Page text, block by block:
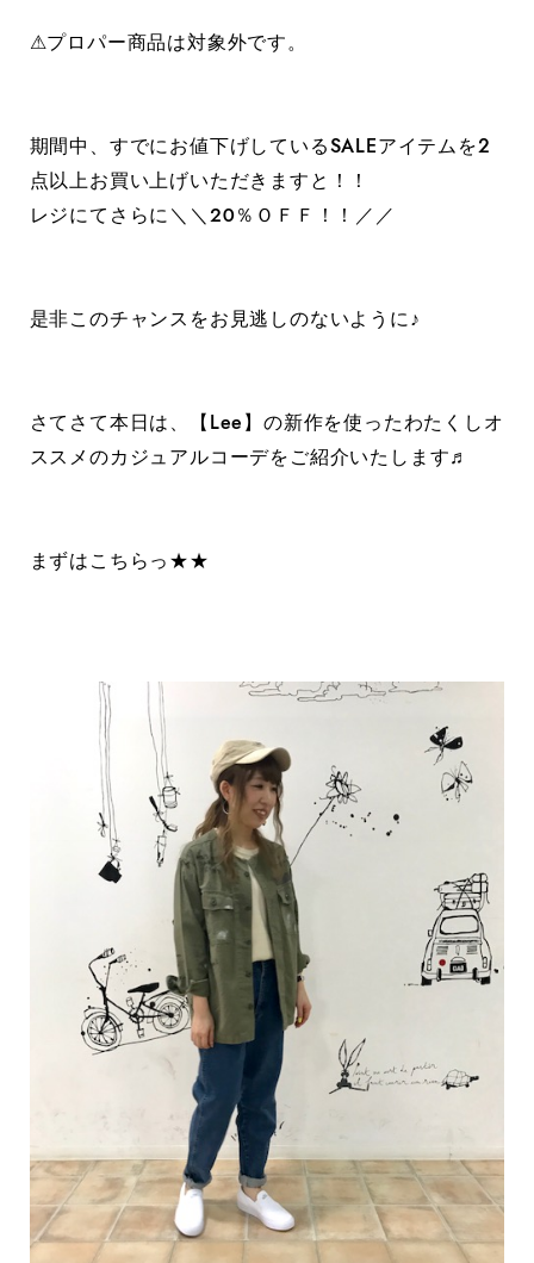
⚠︎プロパー商品は対象外です。
期間中、すでにお値下げしているSALEアイテムを2
点以上お買い上げいただきますと！！
レジにてさらに＼＼２０％ＯＦＦ！！／／
是非このチャンスをお見逃しのないように♪
さてさて本日は、【Lee】の新作を使ったわたくしオ
ススメのカジュアルコーデをご紹介いたします♬
まずはこちらっ★★